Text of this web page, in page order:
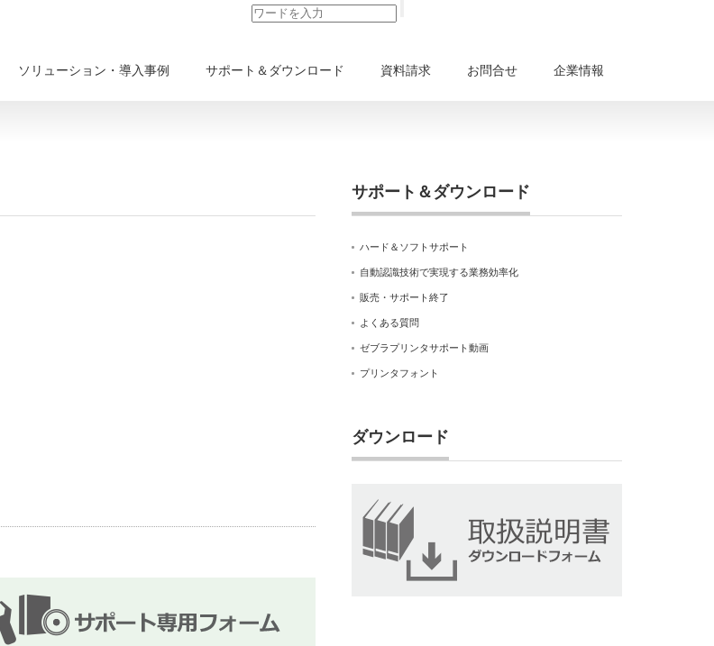
ソリューション・導入事例 サポート＆ダウンロード 資料請求 お問合せ 企業情報
サポート＆ダウンロード
ハード＆ソフトサポート
自動認識技術で実現する業務効率化
販売・サポート終了
よくある質問
ゼブラプリンタサポート動画
プリンタフォント
ダウンロード